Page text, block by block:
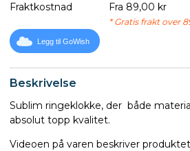
Beskrivelse
Sublim ringeklokke, der både
absolut topp kvalitet.
Videoen på varen beskriver
Fraktkostnad
Fra 89,00 kr
* Gratis frakt over
Legg til GoWish